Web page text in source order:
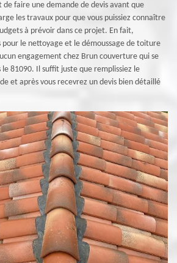
de faire une demande de devis avant que
les travaux pour que vous puissiez connaître
à prévoir dans ce projet. En fait,
pour le nettoyage et le démoussage de toiture
engagement chez Brun couverture qui se
le 81090. Il suffit juste que remplissiez le
et après vous recevrez un devis bien détaillé